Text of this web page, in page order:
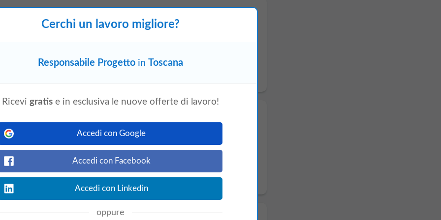
Piping Water Mist
alla nostra crescita e al nostro
Per rafforzare il nostro
, siamo alla ricerca di un
Water Mist...
risorsa sararesponsabiledello
garantendo il rispetto delle
con i diversi reparti aziendali per
Vedi offerta
Cerchi un lavoro migliore?
Responsabile Progettoin Toscana
Ricevi gratise in esclusiva le nuove offerte di lavoro!
Accedi con Google
Accedi con Facebook
Accedi con Linkedin
oppure